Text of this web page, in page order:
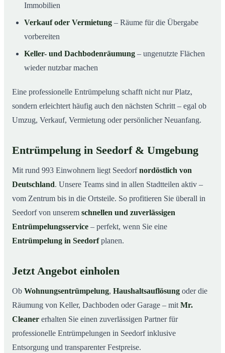
Immobilien
Verkauf oder Vermietung – Räume für die Übergabe
vorbereiten
Keller- und Dachbodenräumung – ungenutzte Flächen
wieder nutzbar machen
Eine professionelle Entrümpelung schafft nicht nur Platz,
sondern erleichtert häufig auch den nächsten Schritt – egal ob
Umzug, Verkauf, Vermietung oder persönlicher Neuanfang.
Entrümpelung in Seedorf & Umgebung
Mit rund 993 Einwohnern liegt Seedorfnordöstlich von
Deutschland. Unsere Teams sind in allen Stadtteilen aktiv –
vom Zentrum bis in die Ortsteile. So profitieren Sie überall in
Seedorf von unserem schnellen und zuverlässigen
Entrümpelungsservice – perfekt, wenn Sie eine
Entrümpelung in Seedorfplanen.
Jetzt Angebot einholen
Ob Wohnungsentrümpelung, Haushaltsauflösung oder die
Räumung von Keller, Dachboden oder Garage – mit Mr.
Cleaner erhalten Sie einen zuverlässigen Partner für
professionelle Entrümpelungen in Seedorf inklusive
Entsorgung und transparenter Festpreise.